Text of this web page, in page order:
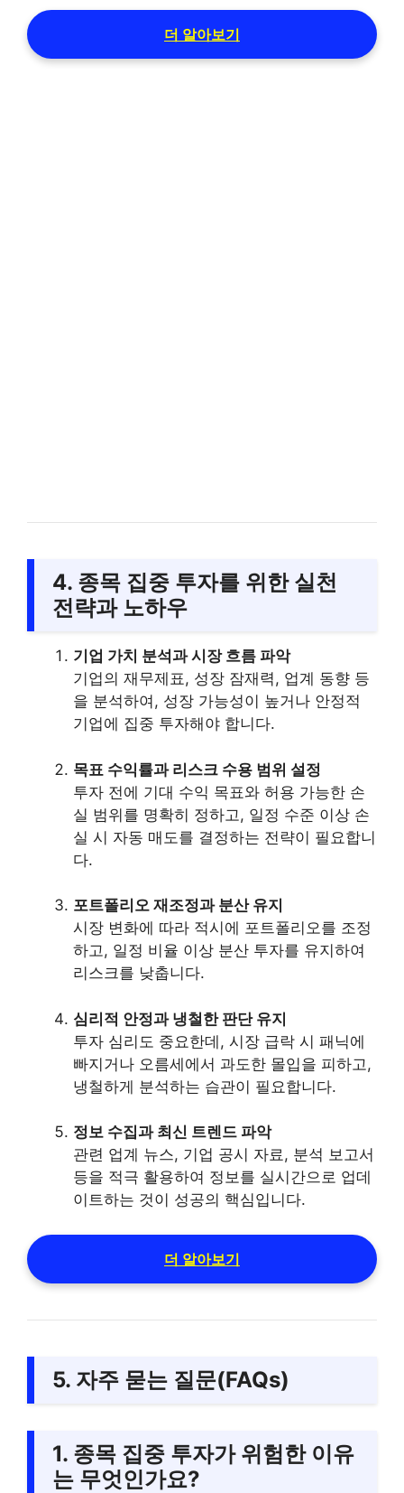
더 알아보기
4. 종목 집중 투자를 위한 실천
전략과 노하우
기업 가치 분석과 시장 흐름 파악
기업의 재무제표, 성장 잠재력, 업계 동향 등
을 분석하여, 성장 가능성이 높거나 안정적
기업에 집중 투자해야 합니다.
목표 수익률과 리스크 수용 범위 설정
투자 전에 기대 수익 목표와 허용 가능한 손
실 범위를 명확히 정하고, 일정 수준 이상 손
실 시 자동 매도를 결정하는 전략이 필요합니
다.
포트폴리오 재조정과 분산 유지
시장 변화에 따라 적시에 포트폴리오를 조정
하고, 일정 비율 이상 분산 투자를 유지하여
리스크를 낮춥니다.
심리적 안정과 냉철한 판단 유지
투자 심리도 중요한데, 시장 급락 시 패닉에
빠지거나 오름세에서 과도한 몰입을 피하고,
냉철하게 분석하는 습관이 필요합니다.
정보 수집과 최신 트렌드 파악
관련 업계 뉴스, 기업 공시 자료, 분석 보고서
등을 적극 활용하여 정보를 실시간으로 업데
이트하는 것이 성공의 핵심입니다.
더 알아보기
5. 자주 묻는 질문(FAQs)
1. 종목 집중 투자가 위험한 이유
는 무엇인가요?